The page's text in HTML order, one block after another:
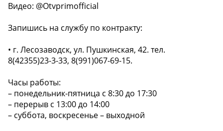
Видео: @Otvprimofficial
Запишись на службу по контракту:
• г. Лесозаводск, ул. Пушкинская, 42. тел.
8(42355)23-3-33, 8(991)067-69-15.
Часы работы:
– понедельник-пятница с 8:30 до 17:30
– перерыв с 13:00 до 14:00
– суббота, воскресенье – выходной